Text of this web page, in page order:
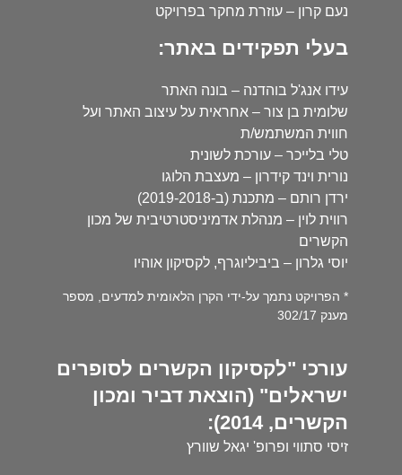
נעם קרון – עוזרת מחקר בפרויקט
בעלי תפקידים באתר:
עידו אנג'ל בוהדנה – בונה האתר
שלומית בן צור – אחראית על עיצוב האתר ועל
חווית המשתמש/ת
טלי בלייכר – עורכת לשונית
נורית וינד קידרון – מעצבת הלוגו
ירדן רותם – מתכנת (ב-2019-2018)
רווית לוין – מנהלת אדמיניסטרטיבית של מכון
הקשרים
יוסי גלרון – ביביליוגרף, לקסיקון אוהיו
* הפרויקט נתמך על-ידי הקרן הלאומית למדעים, מספר
מענק 302/17
עורכי "לקסיקון הקשרים לסופרים
ישראלים" (הוצאת דביר ומכון
הקשרים, 2014):
זיסי סתווי ופרופ' יגאל שוורץ